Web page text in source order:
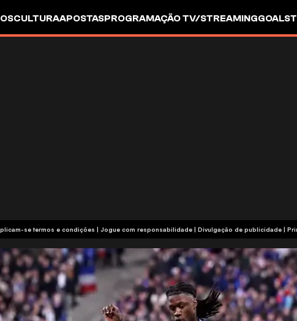
CULTURAAPOSTASPROGRAMAÇÃO TV/STREAMING
| Conteúdo Comercial | Aplicam-se termos e condições | Jogue com responsabilidade | Divulgação de publicidade |